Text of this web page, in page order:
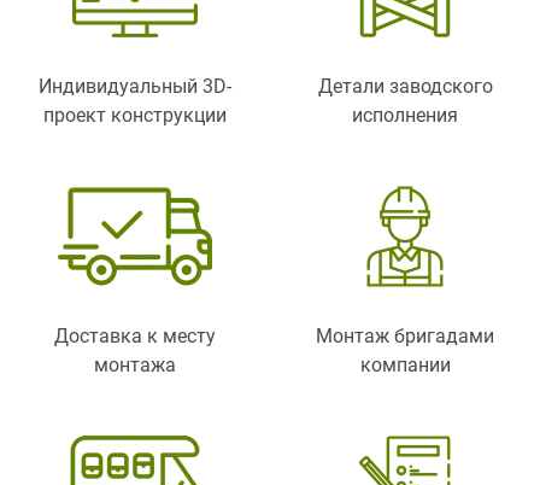
Индивидуальный 3D-
проект конструкции
Детали заводского
исполнения
Доставка к месту
монтажа
Монтаж бригадами
компании